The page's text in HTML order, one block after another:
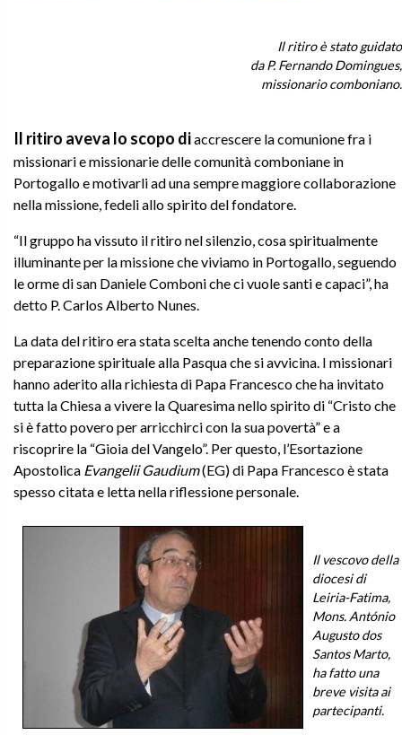
Il ritiro è stato guidato
da P. Fernando Domingues,
missionario comboniano.
Il ritiro aveva lo scopo diaccrescere la comunione fra i
missionari e missionarie delle comunità comboniane in
Portogallo e motivarli ad una sempre maggiore collaborazione
nella missione, fedeli allo spirito del fondatore.
“Il gruppo ha vissuto il ritiro nel silenzio, cosa spiritualmente
illuminante per la missione che viviamo in Portogallo, seguendo
le orme di san Daniele Comboni che ci vuole santi e capaci”, ha
detto P. Carlos Alberto Nunes.
La data del ritiro era stata scelta anche tenendo conto della
preparazione spirituale alla Pasqua che si avvicina. I missionari
hanno aderito alla richiesta di Papa Francesco che ha invitato
tutta la Chiesa a vivere la Quaresima nello spirito di “Cristo che
si è fatto povero per arricchirci con la sua povertà” e a
riscoprire la “Gioia del Vangelo”. Per questo, l’Esortazione
Apostolica Evangelii Gaudium(EG) di Papa Francesco è stata
spesso citata e letta nella riflessione personale.
Il vescovo della
diocesi di
Leiria-Fatima,
Mons. António
Augusto dos
Santos Marto,
ha fatto una
breve visita ai
partecipanti.